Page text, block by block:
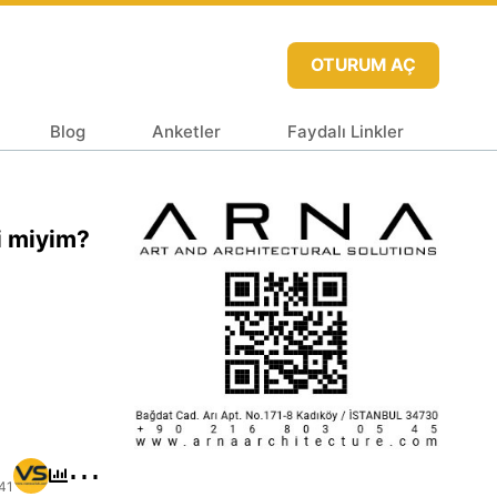
OTURUM AÇ
Blog Anketler Faydalı Linkler
miyim?
⋯